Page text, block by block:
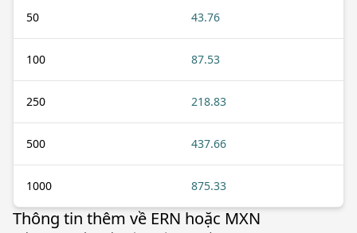
50 43.76
100 87.53
250 218.83
500 437.66
1000 875.33
Thông tin thêm về ERN hoặc MXN